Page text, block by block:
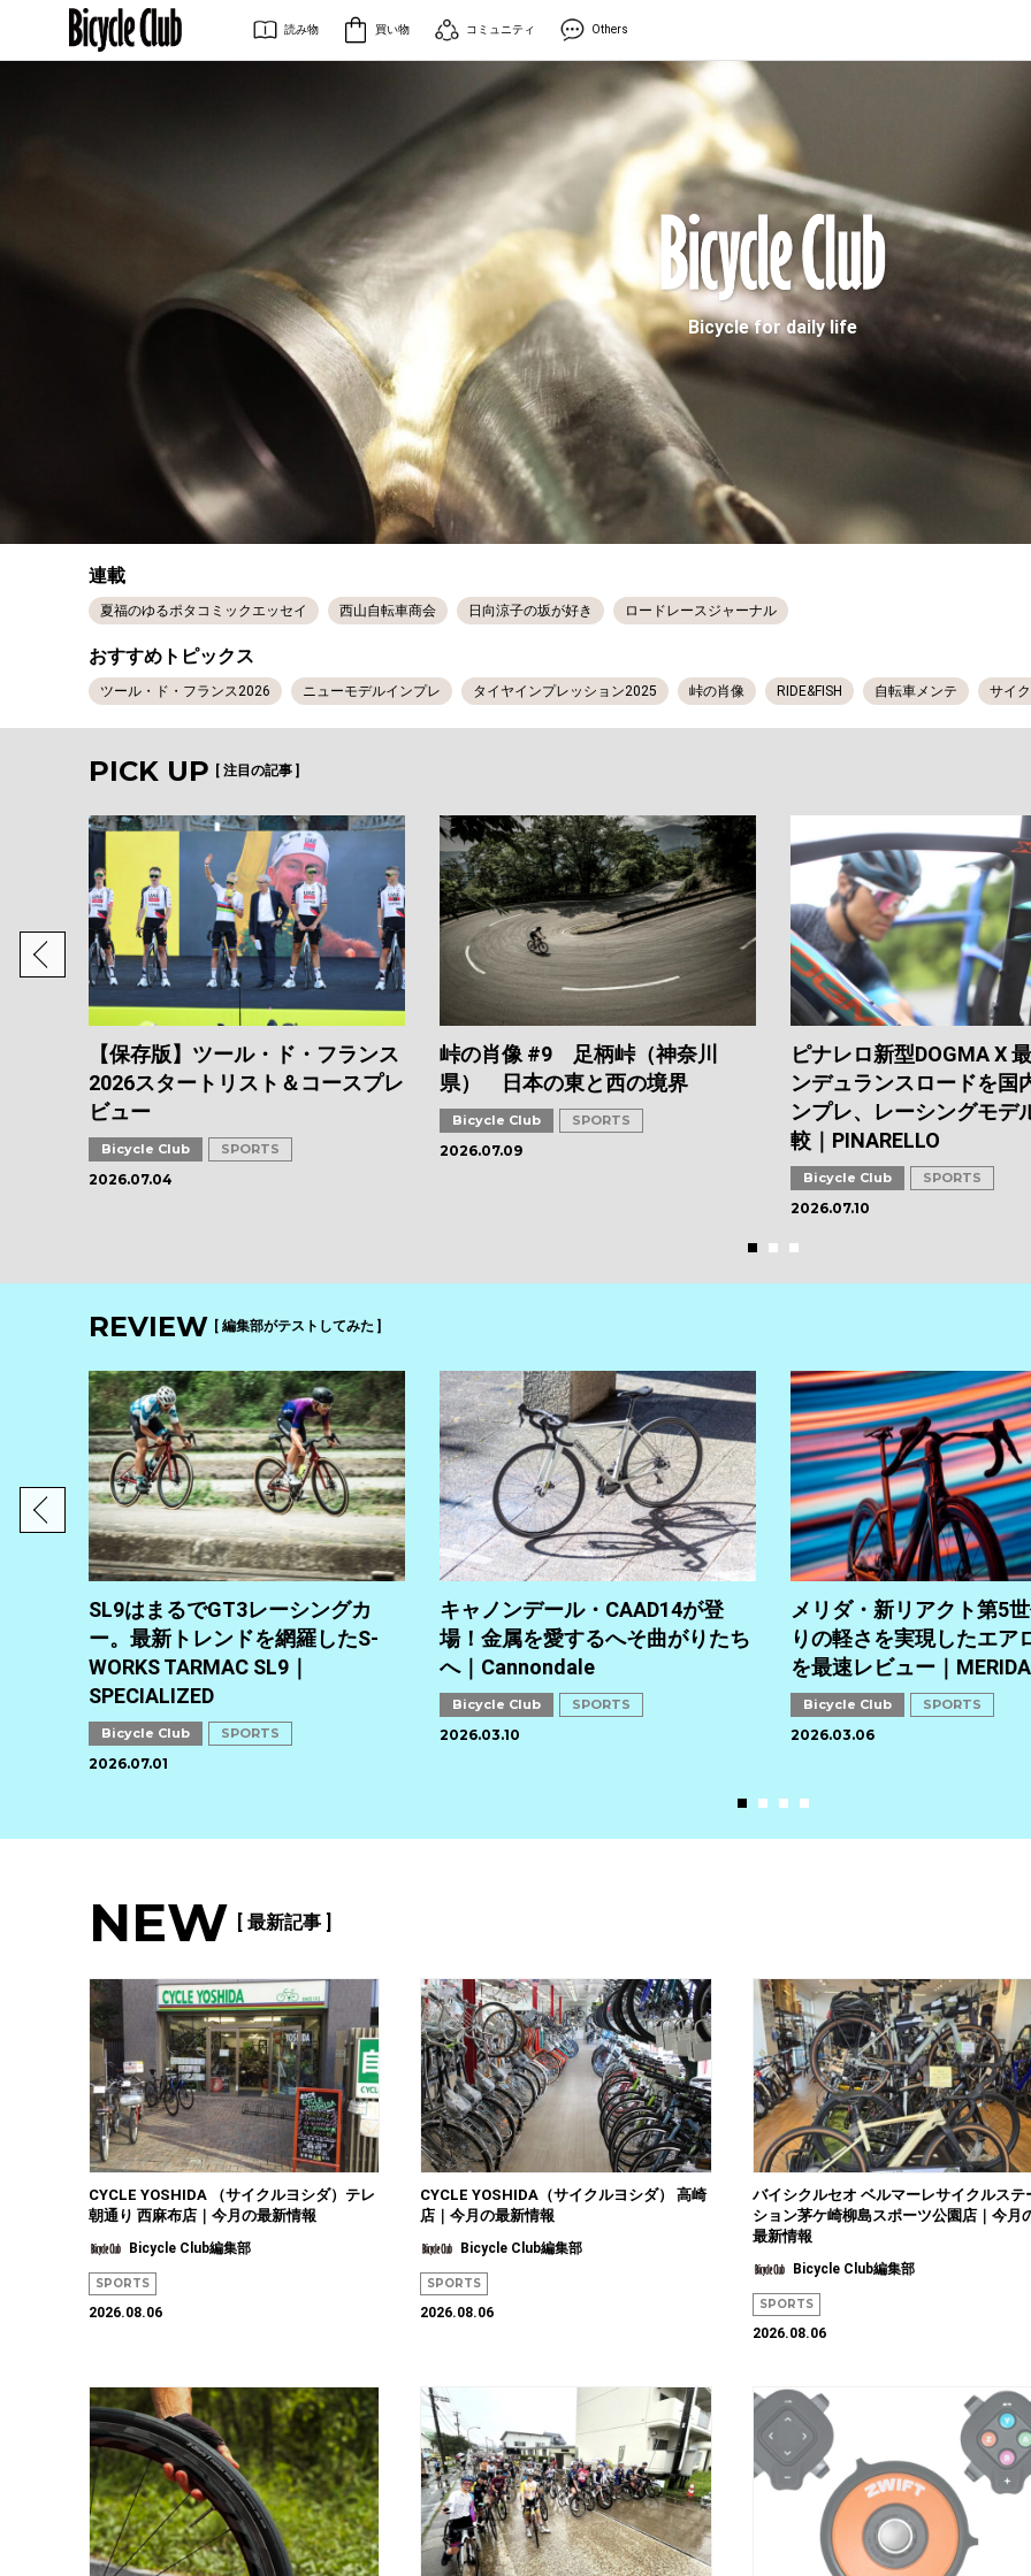
読み物 買い物 コミュニティ Others
Bicycle for daily life
連載
夏福のゆるポタコミックエッセイ 西山自転車商会 日向涼子の坂が好き ロードレースジャーナル
おすすめトピックス
ツール・ド・フランス2026 ニューモデルインプレ タイヤインプレッション2025 峠の肖像 RIDE&FISH 自転車メンテ サイ
PICK UP [ 注目の記事 ]
【保存版】ツール・ド・フランス
2026スタートリスト＆コースプレ
ビュー
Bicycle Club SPORTS
2026.07.04
峠の肖像 #9 足柄峠（神奈川
県） 日本の東と西の境界
Bicycle Club SPORTS
2026.07.09
ピナレロ新型DOGMA X
ンデュランスロードを国
ンプレ、レーシングモデ
較｜PINARELLO
Bicycle Club SPORTS
2026.07.10
REVIEW [ 編集部がテストしてみた ]
ンプ
SL9はまるでGT3レーシングカ
ー。最新トレンドを網羅したS-
WORKS TARMAC SL9｜
SPECIALIZED
Bicycle Club SPORTS
2026.07.01
キャノンデール・CAAD14が登
場！金属を愛するへそ曲がりたち
へ｜Cannondale
Bicycle Club SPORTS
2026.03.10
メリダ・新リアクト第5
りの軽さを実現したエア
を最速レビュー｜MERIDA
Bicycle Club SPORTS
2026.03.06
NEW [ 最新記事 ]
CYCLE YOSHIDA （サイクルヨシダ）テレ
朝通り 西麻布店｜今月の最新情報
Bicycle Club編集部
SPORTS
2026.08.06
CYCLE YOSHIDA（サイクルヨシダ） 高崎
店｜今月の最新情報
Bicycle Club編集部
SPORTS
2026.08.06
バイシクルセオ ベルマーレサイクルステ
ション茅ケ崎柳島スポーツ公園店｜今月
最新情報
Bicycle Club編集部
SPORTS
2026.08.06